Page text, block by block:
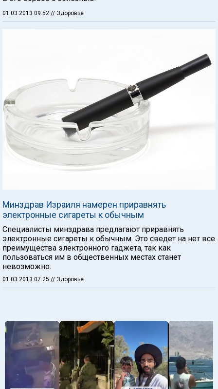
01.03.2013 09:52 // Здоровье
Минздрав Израиля намерен приравнять
электронные сигареты к обычным
Специалисты минздрава предлагают приравнять
электронные сигареты к обычным. Это сведет на нет все
преимущества электронного гаджета, так как
пользоваться им в общественных местах станет
невозможно.
01.03.2013 07:25 // Здоровье